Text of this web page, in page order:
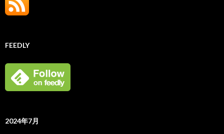
FEEDLY
2024年7月